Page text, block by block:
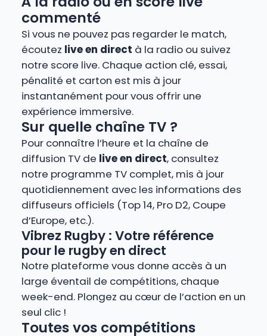
commenté
Si vous ne pouvez pas regarder le match,
écoutez live en direct à la radio ou suivez
notre score live. Chaque action clé, essai,
pénalité et carton est mis à jour
instantanément pour vous offrir une
expérience immersive.
Sur quelle chaîne TV ?
Pour connaître l’heure et la chaîne de
diffusion TV de live en direct, consultez
notre programme TV complet, mis à jour
quotidiennement avec les informations des
diffuseurs officiels (Top 14, Pro D2, Coupe
d’Europe, etc.).
Vibrez Rugby : Votre référence
pour le rugby en direct
Notre plateforme vous donne accès à un
large éventail de compétitions, chaque
week-end. Plongez au cœur de l’action en un
seul clic !
Toutes vos compétitions